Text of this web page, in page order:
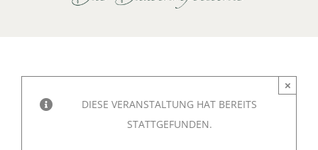
DIESE VERANSTALTUNG HAT BEREITS
STATTGEFUNDEN.
×